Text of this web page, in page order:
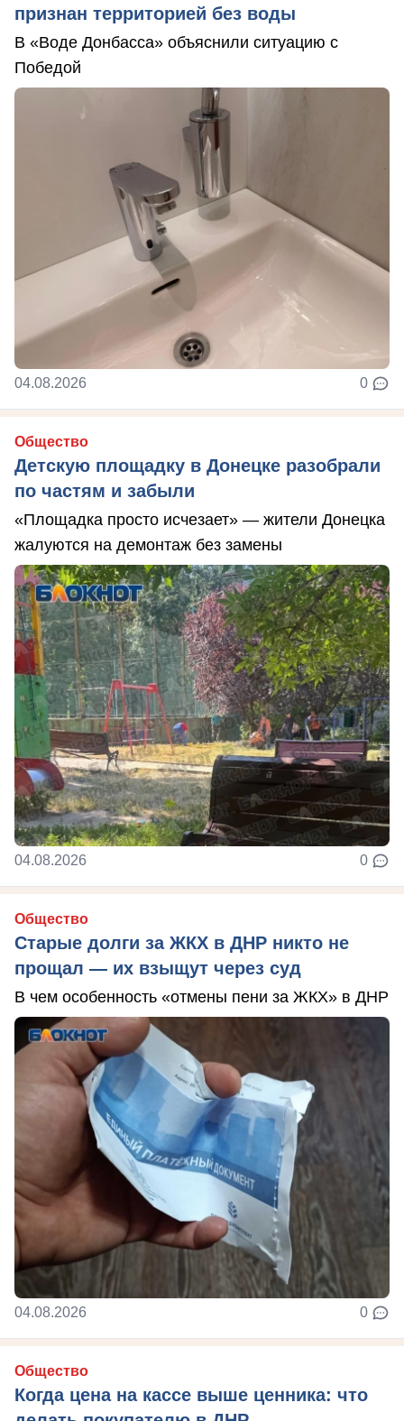
признан территорией без воды
В «Воде Донбасса» объяснили ситуацию с
Победой
04.08.2026 0
Общество
Детскую площадку в Донецке разобрали
по частям и забыли
«Площадка просто исчезает» — жители Донецка
жалуются на демонтаж без замены
04.08.2026 0
Общество
Старые долги за ЖКХ в ДНР никто не
прощал — их взыщут через суд
В чем особенность «отмены пени за ЖКХ» в ДНР
04.08.2026 0
Общество
Когда цена на кассе выше ценника: что